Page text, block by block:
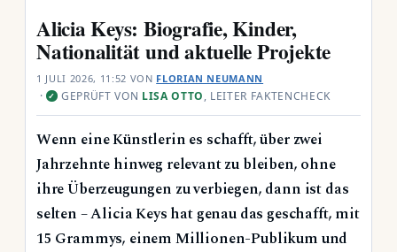
Alicia Keys: Biografie, Kinder,
Nationalität und aktuelle Projekte
1 JULI 2026, 11:52 VON FLORIAN NEUMANN
· ✓ GEPRÜFT VON LISA OTTO, LEITER FAKTENCHECK
Wenn eine Künstlerin es schafft, über zwei
Jahrzehnte hinweg relevant zu bleiben, ohne
ihre Überzeugungen zu verbiegen, dann ist das
selten – Alicia Keys hat genau das geschafft, mit
15 Grammys, einem Millionen-Publikum und